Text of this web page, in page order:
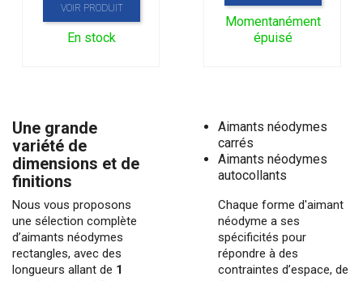
VOIR PRODUIT
En stock
Momentanément
épuisé
Une grande
variété de
dimensions et de
finitions
Nous vous proposons
une sélection complète
d’aimants néodymes
rectangles, avec des
longueurs allant de 1
Aimants néodymes
carrés
Aimants néodymes
autocollants
Chaque forme d'aimant
néodyme a ses
spécificités pour
répondre à des
contraintes d’espace, de